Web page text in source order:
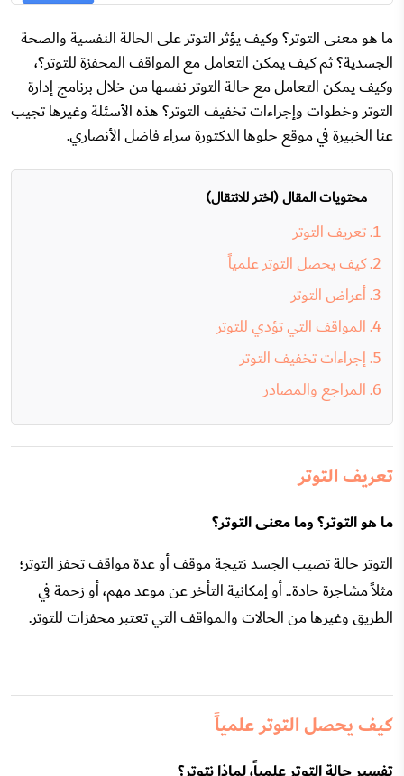
ما هو معنى التوتر؟ وكيف يؤثر التوتر على الحالة النفسية والصحة
الجسدية؟ ثم كيف يمكن التعامل مع المواقف المحفزة للتوتر؟،
وكيف يمكن التعامل مع حالة التوتر نفسها من خلال برنامج إدارة
التوتر وخطوات وإجراءات تخفيف التوتر؟ هذه الأسئلة وغيرها تجيب
عنا الخبيرة في موقع حلوها الدكتورة سراء فاضل الأنصاري.
محتويات المقال (اختر للانتقال)
تعريف التوتر
كيف يحصل التوتر علمياً
أعراض التوتر
المواقف التي تؤدي للتوتر
إجراءات تخفيف التوتر
المراجع والمصادر
تعريف التوتر
ما هو التوتر؟ وما معنى التوتر؟
التوتر حالة تصيب الجسد نتيجة موقف أو عدة مواقف تحفز التوتر؛
مثلاً مشاجرة حادة.. أو إمكانية التأخر عن موعد مهم، أو زحمة في
الطريق وغيرها من الحالات والمواقف التي تعتبر محفزات للتوتر.
كيف يحصل التوتر علمياً